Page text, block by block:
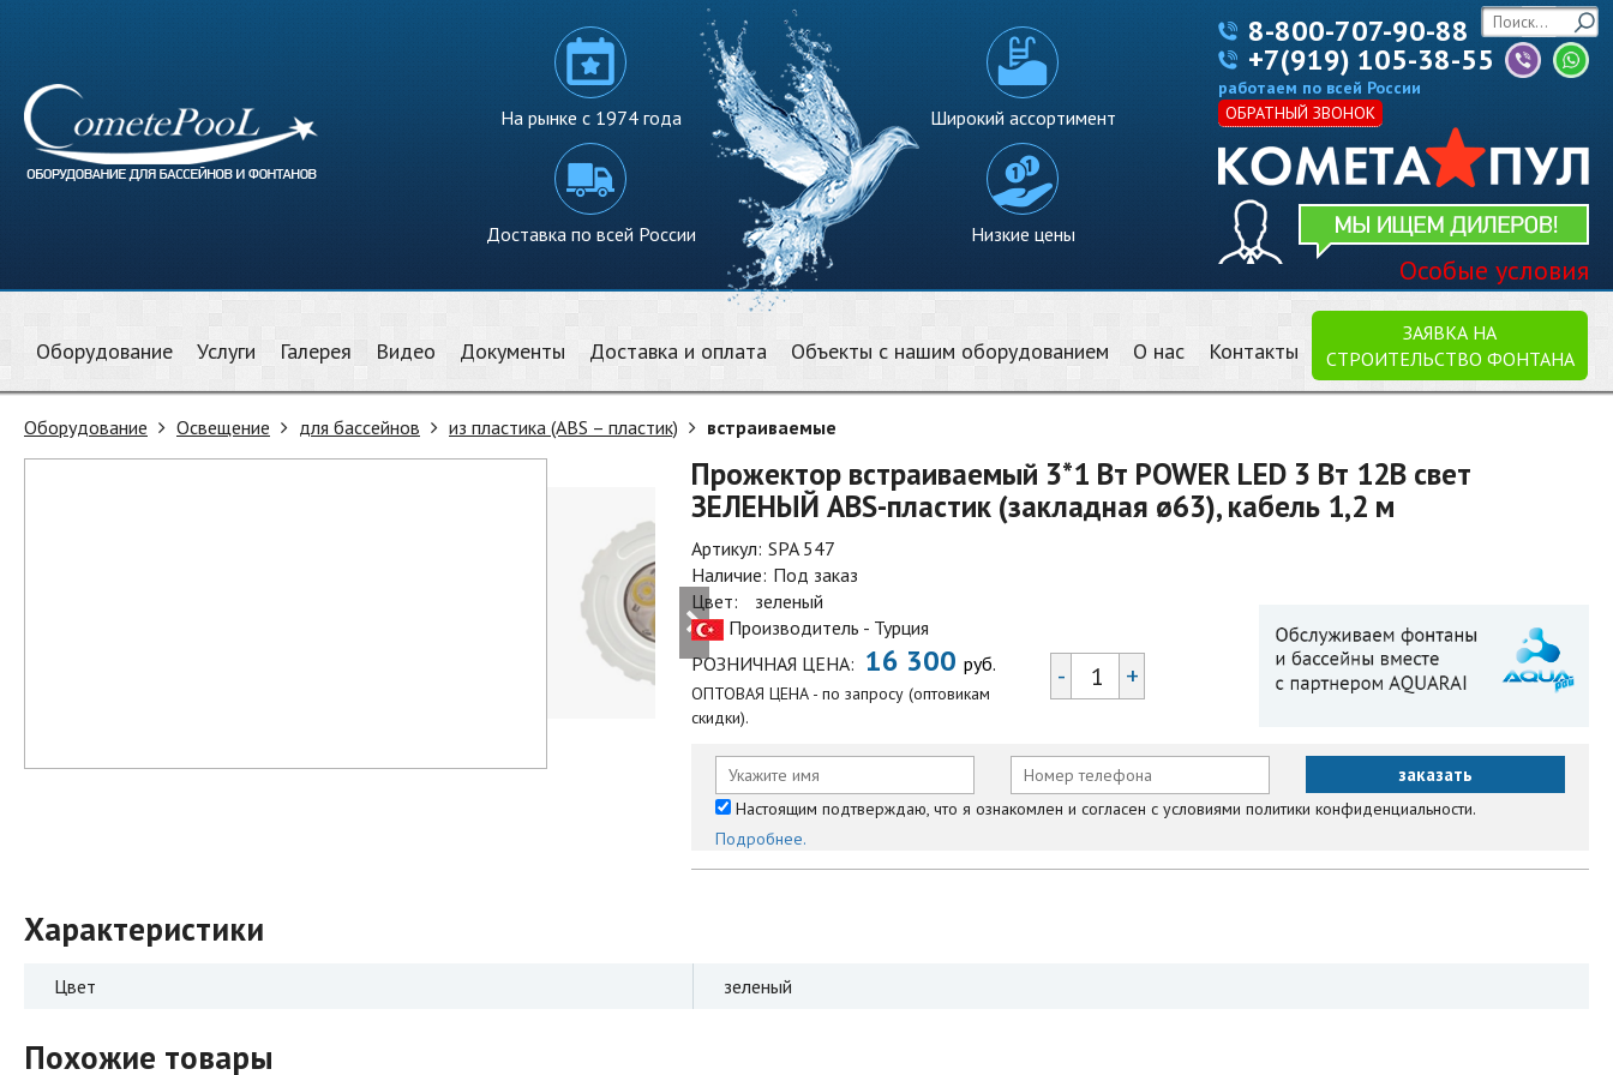
8-800-707-90-88
+7(919) 105-38-55
работаем по всей России
ОБРАТНЫЙ ЗВОНОК
Особые условия
На рынке с 1974 года Широкий ассортимент
Доставка по всей России Низкие цены
Оборудование Услуги Галерея Видео Документы Доставка и оплата Объекты с нашим оборудованием О нас Контакты
ЗАЯВКА НА
СТРОИТЕЛЬСТВО ФОНТАНА
Оборудование Освещение для бассейнов из пластика (ABS – пластик) встраиваемые
Прожектор встраиваемый 3*1 Вт POWER LED 3 Вт 12В свет
ЗЕЛЕНЫЙ ABS-пластик (закладная ø63), кабель 1,2 м
Артикул: SPA 547
Наличие: Под заказ
Цвет:
зеленый
Производитель - Турция
РОЗНИЧНАЯ ЦЕНА: 16 300 руб.
ОПТОВАЯ ЦЕНА - по запросу (оптовикам
скидки).
- +
Настоящим подтверждаю, что я ознакомлен и согласен с условиями политики конфиденциальности.
Подробнее.
Характеристики
Цвет зеленый
Похожие товары